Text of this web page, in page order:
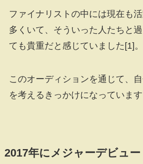
ファイナリストの中には現在も
多くいて、そういった人たちと
ても貴重だと感じていました[1]。
このオーディションを通じて、
を考えるきっかけになっています
2017年にメジャーデビュー